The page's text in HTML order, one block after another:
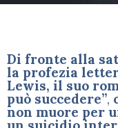
Di fronte alla
la profezia
Lewis, il suo
può succedere”,
non muore per